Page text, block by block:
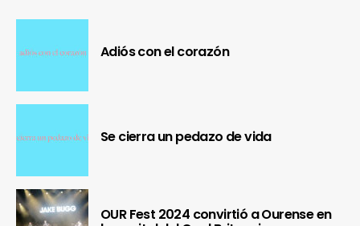
Adiós con el corazón
Se cierra un pedazo de vida
OUR Fest 2024 convirtió a Ourense en